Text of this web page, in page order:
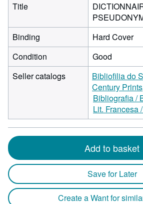
Title
Binding
Hard Cover
Condition
Good
Seller catalogs
Bibliofilia do
Century Prints
Bibliografia /
Lit. Francesa
Add to basket
Save for Later
Create a Want for